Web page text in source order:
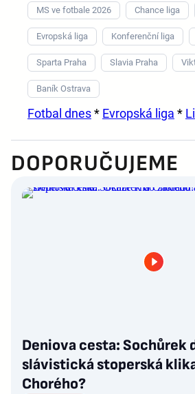
MS ve fotbale 2026 Chance liga
Evropská liga Konferenční liga
Sparta Praha Slavia Praha
Baník Ostrava
Fotbal dnes* Evropská liga *
DOPORUČUJEME
Deniova cesta: Sochůrek
slávistická stoperská
Chorého?